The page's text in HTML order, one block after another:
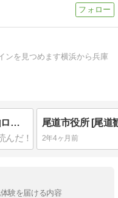
ンを見つめます横浜から兵庫
千光寺頂上展望台 PEAK [千光寺山ロープウェイ]
2年4ヶ月前
験を届ける内容